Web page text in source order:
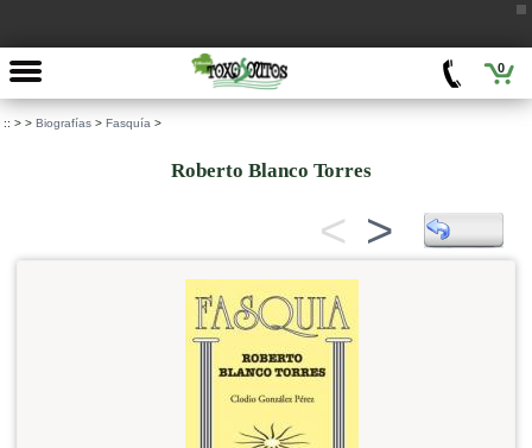
0
:: > > Biografías > Fasquía >
Roberto Blanco Torres
< >